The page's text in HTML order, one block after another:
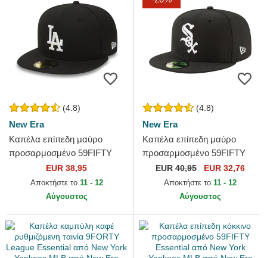
(4.8)
New Era
Καπέλα επίπεδη μαύρο
προσαρμοσμένο 59FIFTY
Essential από Los Angeles
Dodgers MLB από New Era
EUR 38,95
Αποκτήστε το 11 - 12
Αύγουστος
(4.8)
New Era
Καπέλα επίπεδη μαύρο
προσαρμοσμένο 59FIFTY
Authentic On Field Game
από Chicago White Sox MLB
EUR 40,95 EUR 32,76
Αποκτήστε το 11 - 12
Αύγουστος